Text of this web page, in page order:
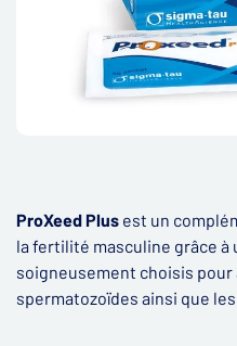
ProXeed Plus est un
la fertilité masculine grâce à
soigneusement choisis pour
spermatozoïdes ainsi que